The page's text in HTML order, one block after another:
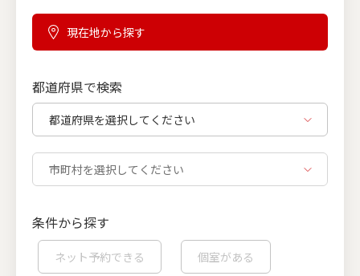
現在地から探す
都道府県で検索
条件から探す
ネット予約できる 個室がある